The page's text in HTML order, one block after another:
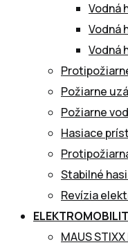
Vodná
Vodná
Vodná
Požiarne
Požiarne
Hasiace
Stabilné
Revízia
MAUS STIXX